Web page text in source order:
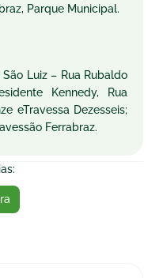
Parque Municipal.
Luiz – Rua Rubaldo
Kennedy, Rua
eTravessa Dezesseis;
Ferrabraz.